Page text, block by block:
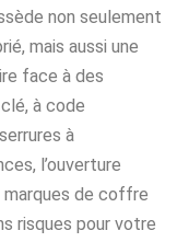
non seulement
mais aussi une
face à des
à code
à
l’ouverture
de coffre
risques pour votre